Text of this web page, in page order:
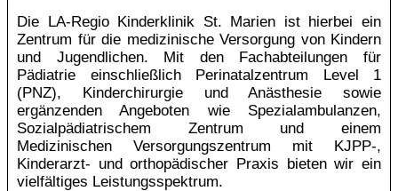
Die LA-Regio Kinderklinik St. Marien ist hierbei ein
Zentrum für die medizinische Versorgung von Kindern
und Jugendlichen. Mit den Fachabteilungen für
Pädiatrie einschließlich Perinatalzentrum Level 1
(PNZ), Kinderchirurgie und Anästhesie sowie
ergänzenden Angeboten wie Spezialambulanzen,
Sozialpädiatrischem Zentrum und einem
Medizinischen Versorgungszentrum mit KJPP-,
Kinderarzt- und orthopädischer Praxis bieten wir ein
vielfältiges Leistungsspektrum.